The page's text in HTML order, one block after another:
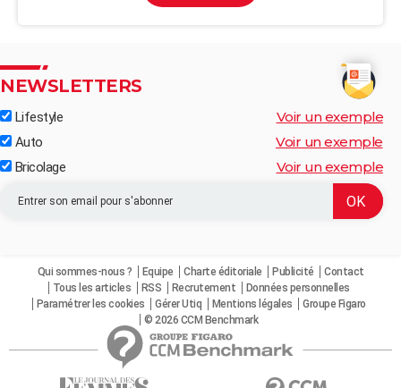
NEWSLETTERS
Lifestyle Voir un exemple
Auto Voir un exemple
Bricolage Voir un exemple
Qui sommes-nous ? Equipe Charte éditoriale Publicité
Contact
Tous les articles
RSS Recrutement
Données personnelles
Paramétrer les cookies
Gérer Utiq Mentions légales
Groupe Figaro
© 2026 CCM Benchmark